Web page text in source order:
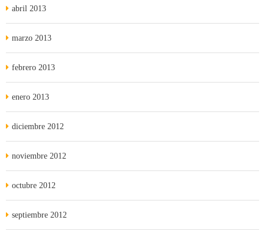
abril 2013
marzo 2013
febrero 2013
enero 2013
diciembre 2012
noviembre 2012
octubre 2012
septiembre 2012